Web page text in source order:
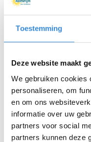
Toestemming
Deze website maakt
We gebruiken cookies
personaliseren, om
en om ons
informatie over uw
partners voor social
partners kunnen deze
geeft richting aan
willen bereiken.